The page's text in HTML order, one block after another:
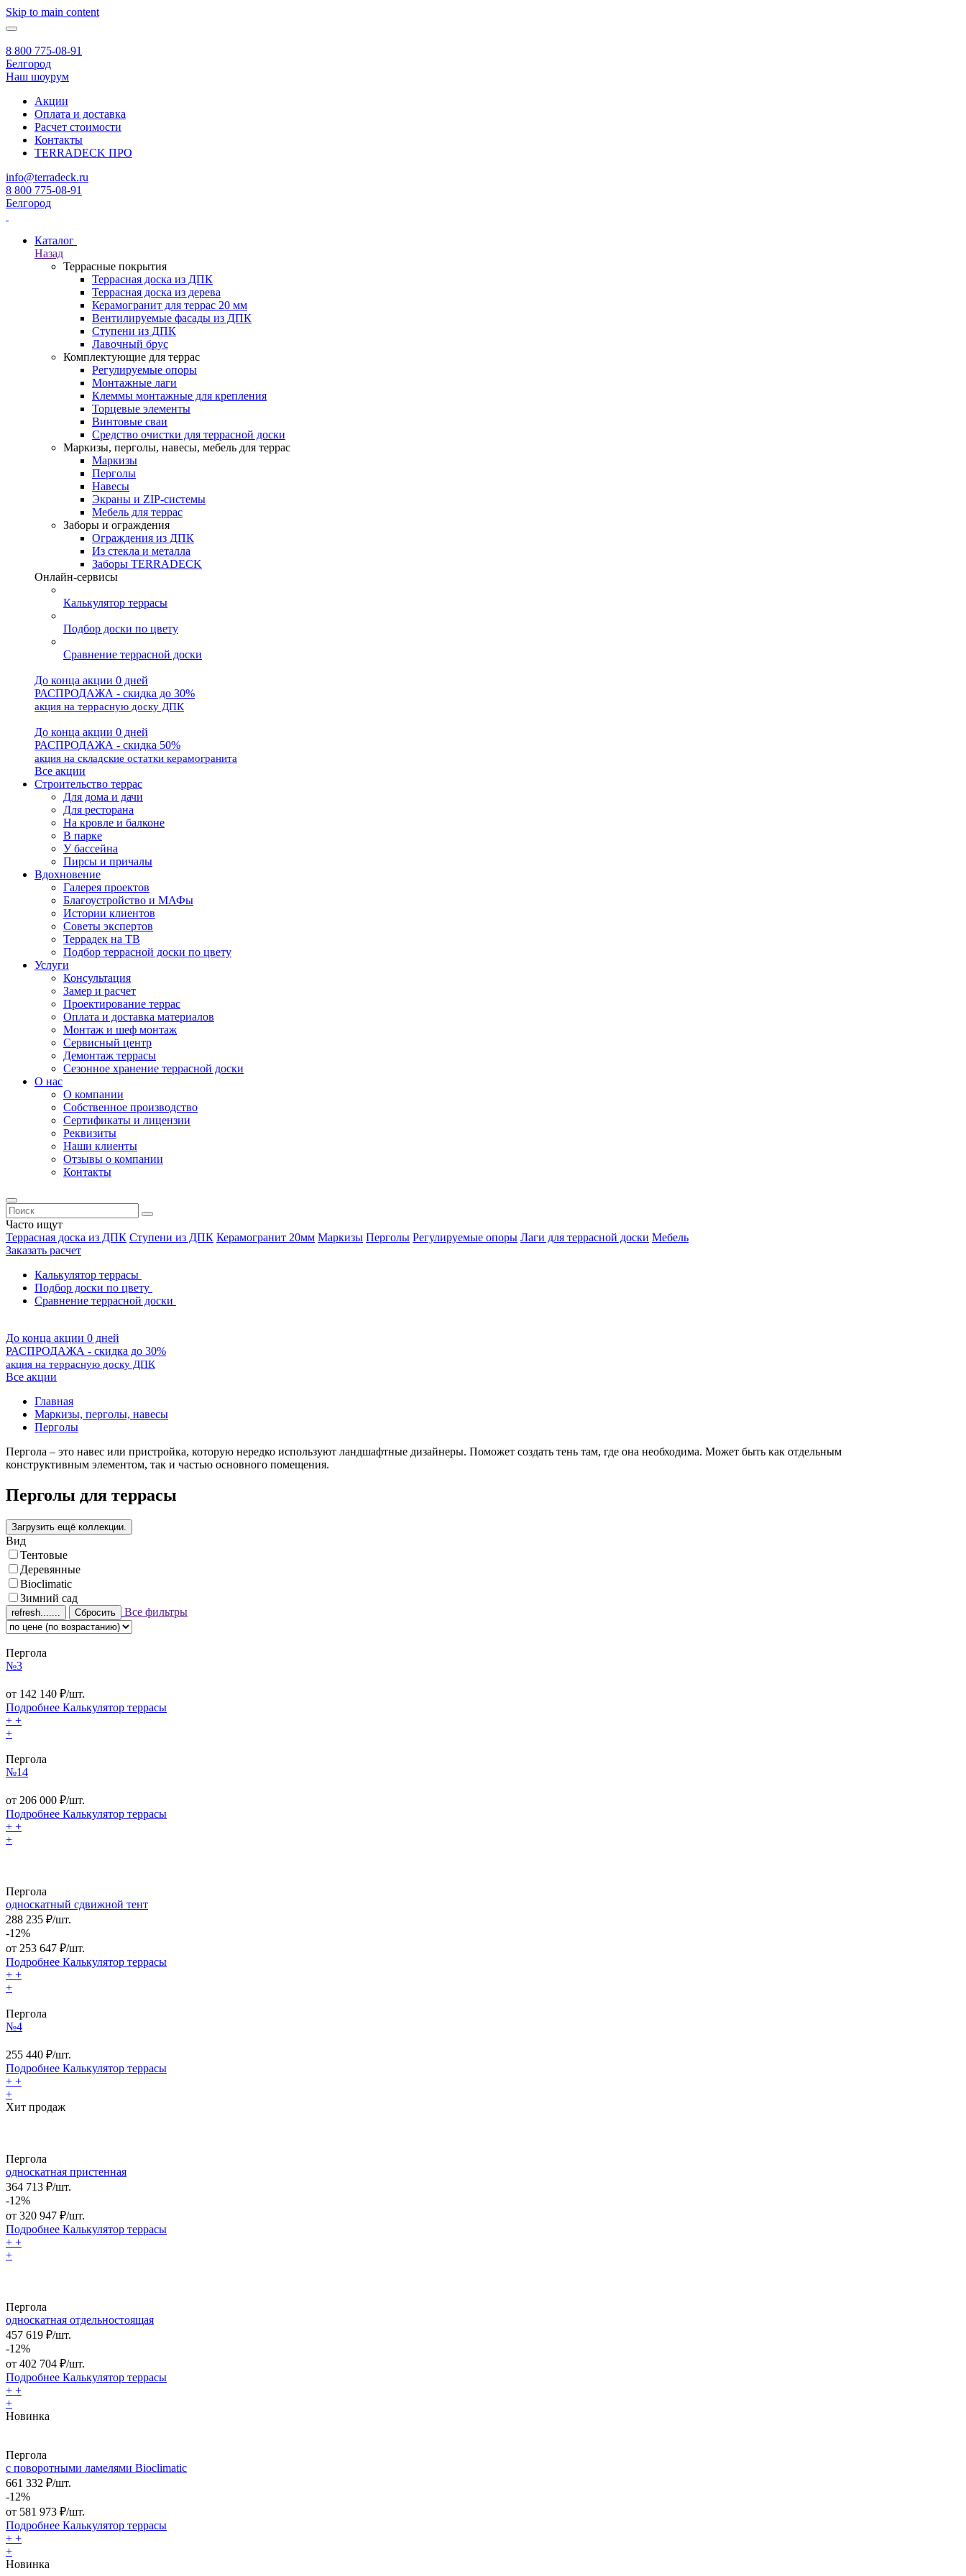
Skip to main content
8 800 775-08-91
Белгород
Наш шоурум
Акции
Оплата и доставка
Расчет стоимости
Контакты
TERRADECK ПРО
info@terradeck.ru
8 800 775-08-91
Белгород
Каталог
Назад
Террасные покрытия
Террасная доска из ДПК
Террасная доска из дерева
Керамогранит для террас 20 мм
Вентилируемые фасады из ДПК
Ступени из ДПК
Лавочный брус
Комплектующие для террас
Регулируемые опоры
Монтажные лаги
Клеммы монтажные для крепления
Торцевые элементы
Винтовые сваи
Средство очистки для террасной доски
Маркизы, перголы, навесы, мебель для террас
Маркизы
Перголы
Навесы
Экраны и ZIP-системы
Мебель для террас
Заборы и ограждения
Ограждения из ДПК
Из стекла и металла
Заборы TERRADECK
Онлайн-сервисы
Калькулятор террасы
Подбор доски по цвету
Сравнение террасной доски
До конца акции 0 дней
РАСПРОДАЖА - скидка до 30%
акция на террасную доску ДПК
До конца акции 0 дней
РАСПРОДАЖА - скидка 50%
акция на складские остатки керамогранита
Все акции
Строительство террас
Для дома и дачи
Для ресторана
На кровле и балконе
В парке
У бассейна
Пирсы и причалы
Вдохновение
Галерея проектов
Благоустройство и МАФы
Истории клиентов
Советы экспертов
Террадек на ТВ
Подбор террасной доски по цвету
Услуги
Консультация
Замер и расчет
Проектирование террас
Оплата и доставка материалов
Монтаж и шеф монтаж
Сервисный центр
Демонтаж террасы
Сезонное хранение террасной доски
О нас
О компании
Собственное производство
Сертификаты и лицензии
Реквизиты
Наши клиенты
Отзывы о компании
Контакты
Часто ищут
Террасная доска из ДПК Ступени из ДПК Керамогранит 20мм Маркизы Перголы Регулируемые опоры Лаги для террасной доски Мебель
Заказать расчет
Калькулятор террасы
Подбор доски по цвету
Сравнение террасной доски
До конца акции 0 дней
РАСПРОДАЖА - скидка до 30%
акция на террасную доску ДПК
Все акции
Главная
Маркизы, перголы, навесы
Перголы
Пергола – это навес или пристройка, которую нередко используют ландшафтные дизайнеры. Поможет создать тень там, где она необходима. Может быть как отдельным
конструктивным элементом, так и частью основного помещения.
Перголы для террасы
Вид
Тентовые
Деревянные
Bioclimatic
Зимний сад
Сбросить Все фильтры
Пергола
№3
от 142 140 ₽/шт.
Подробнее Калькулятор террасы
+ +
+
Пергола
№14
от 206 000 ₽/шт.
Подробнее Калькулятор террасы
+ +
+
Пергола
односкатный сдвижной тент
288 235 ₽/шт.
-12%
от 253 647 ₽/шт.
Подробнее Калькулятор террасы
+ +
+
Пергола
№4
255 440 ₽/шт.
Подробнее Калькулятор террасы
+ +
+
Хит продаж
Пергола
односкатная пристенная
364 713 ₽/шт.
-12%
от 320 947 ₽/шт.
Подробнее Калькулятор террасы
+ +
+
Пергола
односкатная отдельностоящая
457 619 ₽/шт.
-12%
от 402 704 ₽/шт.
Подробнее Калькулятор террасы
+ +
+
Новинка
Пергола
с поворотными ламелями Bioclimatic
661 332 ₽/шт.
-12%
от 581 973 ₽/шт.
Подробнее Калькулятор террасы
+ +
+
Новинка